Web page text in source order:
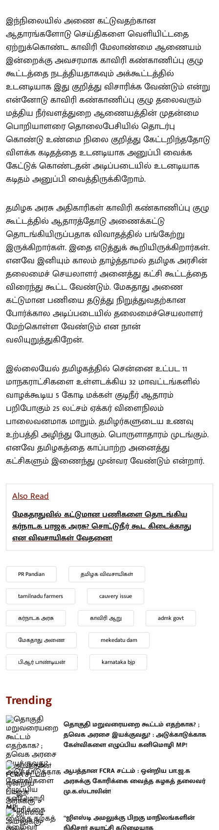
இந்நிலையில் அணை கட்டுவதற்கான
ஆதாரங்களோடு செய்திகளை வெளியிட்டதை
ஏற்றுக்கொண்ட காவிரி மேலாண்மை ஆணையம்
இன்றைக்கு அவசரமாக காவிரி கண்காணிப்பு குழு
கூட்டத்தை நடத்தியதாகவும் அக்கூட்டத்தில்
உடனடியாக இது குறித்து விசாரிக்க வேண்டும் என்று
என்னோடு காவிரி கண்காணிப்பு குழு தலைவரும்
மத்திய நீர்வளத்துறை ஆணையத்தின் முதன்மை
பொறியாளரை தொலைபேசியில் தொடர்பு
கொண்டு உண்மை நிலை குறித்து கேட்டறிந்ததோடு
விளக்க கடிதத்தை உடனடியாக அனுப்பி வைக்க
கேட்டுக் கொண்டதன் அடிப்படையில் உடனடியாக
கடிதம் அனுப்பி வைத்திருக்கிறோம்.
தமிழக அரசு அதிகாரிகள் காவிரி கண்காணிப்பு குழு
கூட்டத்தில் ஆதாரத்தோடு அணைக்கட்டு
தொடங்கியிருப்பதாக விவாதத்தில் பங்கேற்று
இருக்கிறார்கள். இதை எடுத்துக் கூறியிருக்கிறார்கள்.
எனவே இனியும் காலம் தாழ்த்தாமல் தமிழக அரசின்
தலைமைச் செயலாளர் அனைத்து கட்சி கூட்டத்தை
விரைந்து கூட்ட வேண்டும். மேகதாது அணை
கட்டுமான பணியை தடுத்து நிறுத்துவதற்கான
போர்க்கால அடிப்படையில் தலைமைச்செயலாளர்
மேற்கொள்ள வேண்டும் என நான்
வலியுறுத்துகிறேன்.
இல்லையேல் தமிழகத்தில் சென்னை உட்பட 11
மாநகராட்சிகளை உள்ளடக்கிய 32 மாவட்டங்களில்
வாழக்கூடிய 5 கோடி மக்கள் குடிநீர் ஆதாரம்
பறிபோகும் 25 லட்சம் ஏக்கர் விளைநிலம்
பாலைவனமாக மாறும். தமிழர்களுடைய உணவு
உற்பத்தி அழிந்து போகும். பொருளாதாரம் முடங்கும்.
எனவே தமிழகத்தை காப்பாற்ற அனைத்து
கட்சிகளும் இணைந்து முன்வர வேண்டும் என்றார்.
Also Read
மேகதாதுவில் கட்டுமான பணிகளை தொடங்கிய
கர்நாடக பாஜக அரசு? சொட்டுநீர் கூட கிடைக்காது
என விவசாயிகள் வேதனை!
PR Pandian தமிழக விவசாயிகள்
tamilnadu farmers cauvery issue
கர்நாடக அரசு காவிரி ஆறு admk govt
மேகதாது அணை mekedatu dam
பிஆர் பாண்டியன் karnataka bjp
Trending
தொகுதி மறுவரையறை கூட்டம் எதற்காக? ;
தவெக அரசை இயக்குவது? : அடுக்காடுக்காக
கேள்விகளை எழுப்பிய கனிமொழி MP!
ஆபத்தான FCRA சட்டம் : ஒன்றிய பா.ஜ.க
அரசுக்கு கோரிக்கை வைத்த கழகத் தலைவர்
மு.க.ஸ்டாலின்!
“ஜிஎஸ்டி அமலுக்கு பிறகு மாநிலங்களின்
நிதிசார் சுயாட்சி கடுமையாக